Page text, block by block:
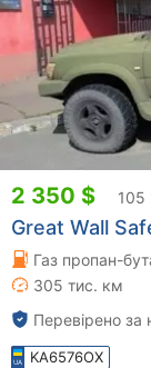
2 350 $ 105
Great Wall
305 тис. км
Перевірено
KA6576OX